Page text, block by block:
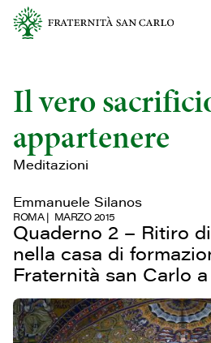
Il vero
appartenere
Meditazioni
Emmanuele Silanos
ROMA MARZO 2015
Quaderno 2 – Ritiro
nella casa di
Fraternità san Carlo a